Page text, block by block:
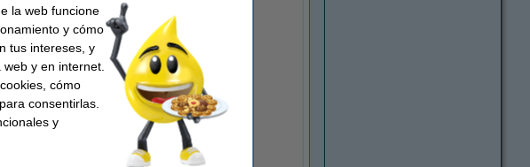
la web funcione
y cómo
tus intereses, y
y en internet.
cómo
consentirlas.
y